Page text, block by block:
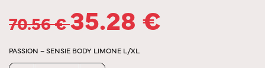
70.56€35.28 €
PASSION – SENSIE BODY LIMONE L/XL